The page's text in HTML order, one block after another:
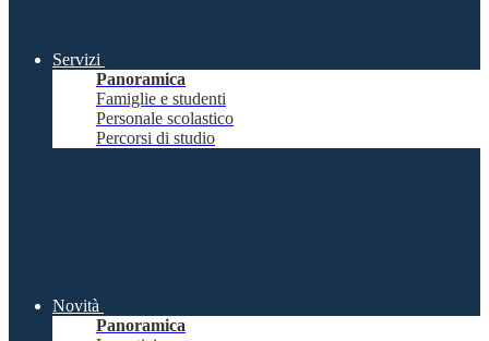
Servizi
Panoramica
Famiglie e studenti
Personale scolastico
Percorsi di studio
Novità
Panoramica